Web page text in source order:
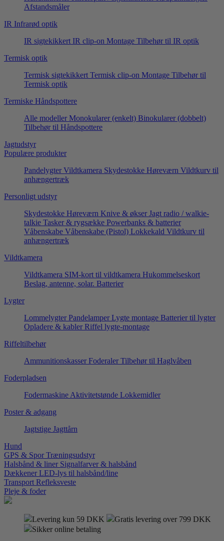
Afstandsmåler
IR Infrarød optik
IR sigtekikkert IR clip-on Montage Tilbehør til IR optik
Termisk optik
Termisk sigtekikkert Termisk clip-on Montage Tilbehør til
Termisk optik
Termiske Håndspottere
Alle modeller Monokularer (enkelt) Binokularer (dobbelt)
Tilbehør til Håndspottere
Jagtudstyr
Populære produkter
Pandelygter Vildtkamera Skydestokke Høreværn Vildtkurv til
anhængertræk
Personligt udstyr
Skydestokke Høreværn Knive & økser Jagt radio / walkie-
talkie Tasker & rygsække Powerbanks & batterier
Våbenskabe Våbenskabe (Pistol) Lokkekald Vildtkurv til
anhængertræk
Vildtkamera
Vildtkamera SIM-kort til vildtkamera Hukommelseskort
Beslag, antenne, solar. Batterier
Lygter
Lommelygter Pandelamper Lygte montage Batterier til lygter
Opladere & kabler Riffel lygte-montage
Riffeltilbehør
Ammunitionskasser Foderaler Tilbehør til Haglvåben
Foderpladsen
Fodermaskine Aktivitetstønde Lokkemidler
Poster & adgang
Jagtstige Jagttårn
Hund
GPS & Spor Træningsudstyr
Halsbånd & liner Signalfarver & halsbånd
Dækkener LED-lys til halsbånd/line
Transport Refleksveste
Pleje & foder
Levering kun 59 DKK
Gratis levering over 799 DKK
Sikker online betaling